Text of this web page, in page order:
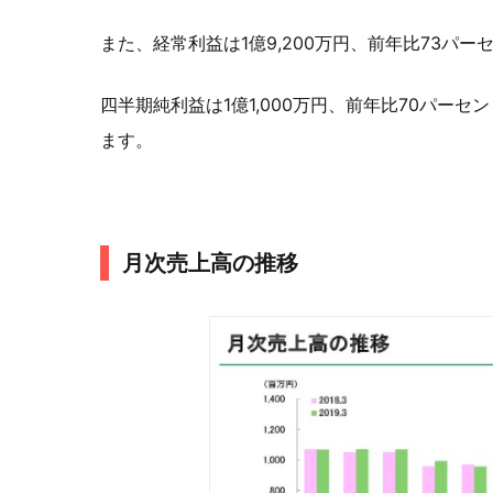
また、経常利益は1億9,200万円、前年比73パー
四半期純利益は1億1,000万円、前年比70パーセ
ます。
月次売上高の推移